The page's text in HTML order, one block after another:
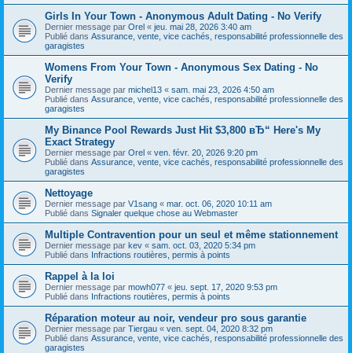
Girls In Your Town - Anonymous Adult Dating - No Verify
Dernier message par Orel « jeu. mai 28, 2026 3:40 am
Publié dans Assurance, vente, vice cachés, responsabilité professionnelle des
garagistes
Womens From Your Town - Anonymous Sex Dating - No
Verify
Dernier message par michel13 « sam. mai 23, 2026 4:50 am
Publié dans Assurance, vente, vice cachés, responsabilité professionnelle des
garagistes
My Binance Pool Rewards Just Hit $3,800 вЂ“ Here's My
Exact Strategy
Dernier message par Orel « ven. févr. 20, 2026 9:20 pm
Publié dans Assurance, vente, vice cachés, responsabilité professionnelle des
garagistes
Nettoyage
Dernier message par V1sang « mar. oct. 06, 2020 10:11 am
Publié dans Signaler quelque chose au Webmaster
Multiple Contravention pour un seul et même stationnement
Dernier message par kev « sam. oct. 03, 2020 5:34 pm
Publié dans Infractions routières, permis à points
Rappel à la loi
Dernier message par mowh077 « jeu. sept. 17, 2020 9:53 pm
Publié dans Infractions routières, permis à points
Réparation moteur au noir, vendeur pro sous garantie
Dernier message par Tiergau « ven. sept. 04, 2020 8:32 pm
Publié dans Assurance, vente, vice cachés, responsabilité professionnelle des
garagistes